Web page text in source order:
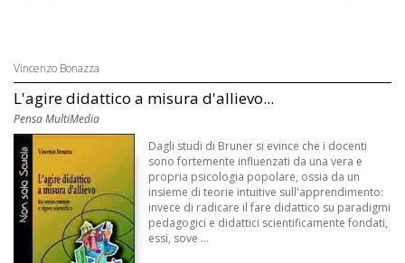
Vincenzo Bonazza
L'agire didattico a misura d'allievo...
Pensa MultiMedia
Dagli studi di Bruner si evince che i docenti
sono fortemente influenzati da una vera e
propria psicologia popolare, ossia da un
insieme di teorie intuitive sull'apprendimento:
invece di radicare il fare didattico su paradigmi
pedagogici e didattici scientificamente fondati,
essi, sove ...